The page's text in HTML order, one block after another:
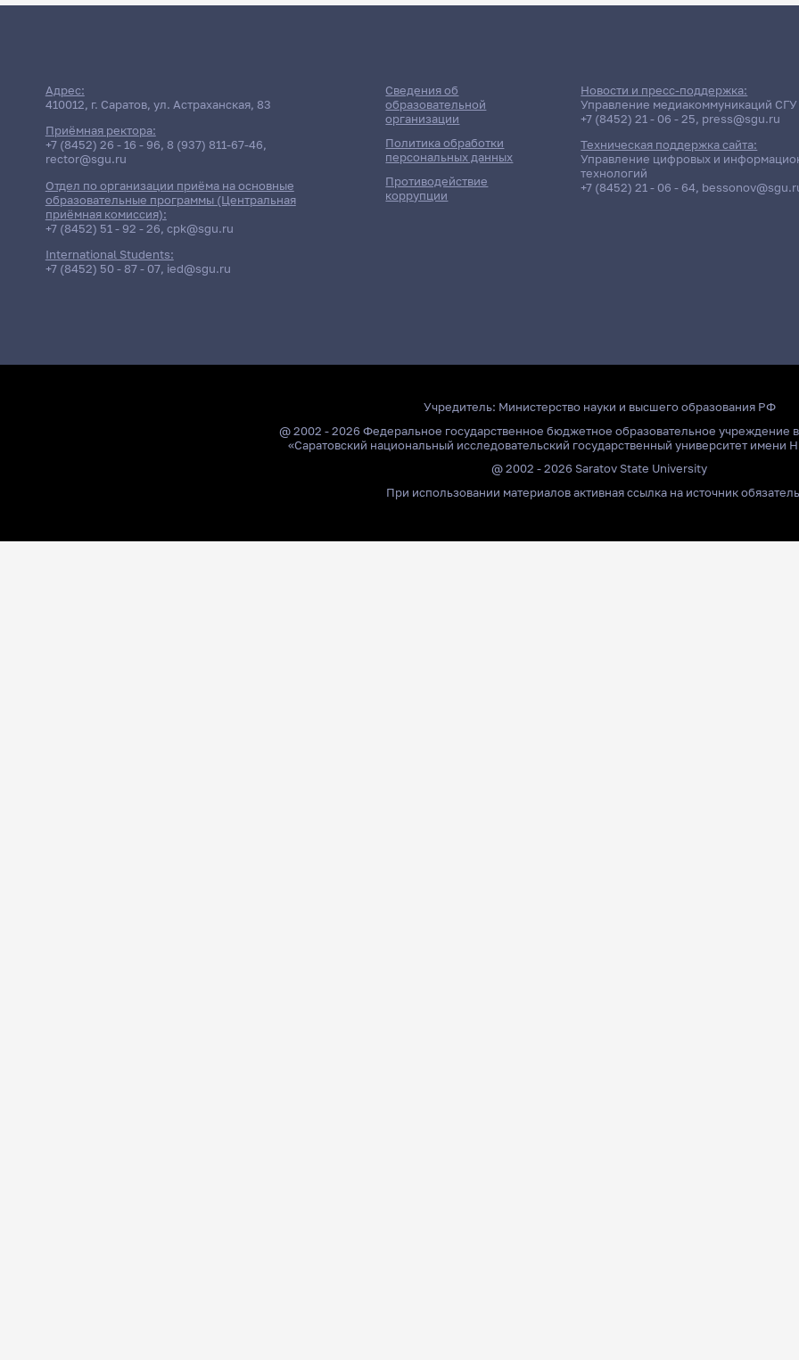
Адрес:
410012, г. Саратов, ул. Астраханская, 83
Приёмная ректора:
+7 (8452) 26 - 16 - 96, 8 (937) 811-67-46,
rector@sgu.ru
Отдел по организации приёма на основные
образовательные программы (Центральная
приёмная комиссия):
+7 (8452) 51 - 92 - 26, cpk@sgu.ru
International Students:
+7 (8452) 50 - 87 - 07, ied@sgu.ru
Сведения об
образовательной
организации
Политика обработки
персональных данных
Противодействие
коррупции
Новости и пресс-поддержка:
Управление медиакоммуникаций СГУ
+7 (8452) 21 - 06 - 25, press@sgu.ru
Техническая поддержка сайта:
Управление цифровых и
технологий
+7 (8452) 21 - 06 - 64,
Учредитель: Министерство науки и высшего образования РФ
@ 2002 - 2026 Федеральное государственное бюджетное образовательное учреждение
«Саратовский национальный исследовательский государственный университет имени
@ 2002 - 2026 Saratov State University
При использовании материалов активная ссылка на источник